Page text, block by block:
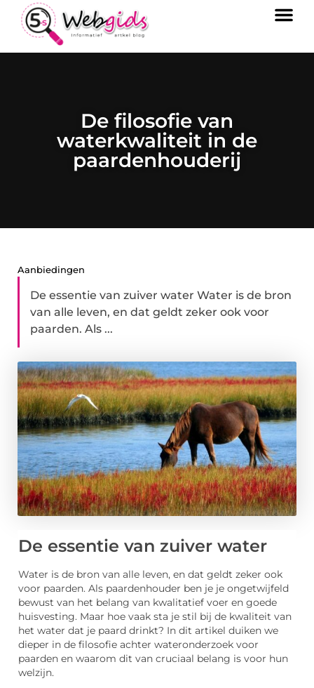
De filosofie van
waterkwaliteit in de
paardenhouderij
Aanbiedingen
De essentie van zuiver water Water is de bron
van alle leven, en dat geldt zeker ook voor
paarden. Als ...
De essentie van zuiver water
Water is de bron van alle leven, en dat geldt zeker ook
voor paarden. Als paardenhouder ben je je ongetwijfeld
bewust van het belang van kwalitatief voer en goede
huisvesting. Maar hoe vaak sta je stil bij de kwaliteit van
het water dat je paard drinkt? In dit artikel duiken we
dieper in de filosofie achter wateronderzoek voor
paarden en waarom dit van cruciaal belang is voor hun
welzijn.